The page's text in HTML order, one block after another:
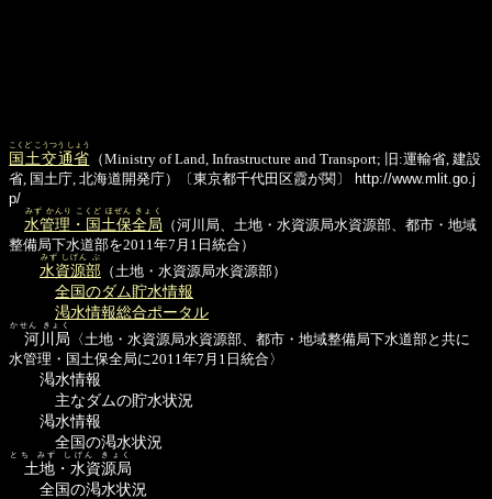
国土交通省
こくど こうつう しょう
（Ministry of Land, Infrastructure and Transport; 旧:運輸省, 建設
省, 国土庁, 北海道開発庁）〔東京都千代田区霞が関〕
http://www.mlit.go.j
p/
水管理・国土保全局
みず かんり こくど ほぜん きょく
（河川局、土地・水資源局水資源部、都市・地域
整備局下水道部を2011年7月1日統合）
水資源部
みず しげん ぶ
（土地・水資源局水資源部）
全国のダム貯水情報
渇水情報総合ポータル
河川局
かせん きょく
〈土地・水資源局水資源部、都市・地域整備局下水道部と共に
水管理・国土保全局に2011年7月1日統合〉
渇水情報
主なダムの貯水状況
渇水情報
全国の渇水状況
土地・水資源局
とち みず しげん きょく
全国の渇水状況